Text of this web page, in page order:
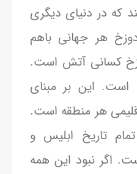
که در دنیای دیگری
هر جهانی باهم
کسانی آتش است.
این بر مبنای
هر منطقه است.
تاریخ ابلیس و
اگر نبود این همه